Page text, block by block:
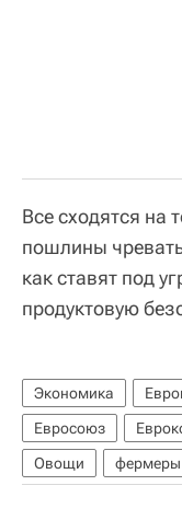
Все сходятся на
пошлины
как ставят под
продуктовую
Экономика
Евросоюз
Овощи
фермеры